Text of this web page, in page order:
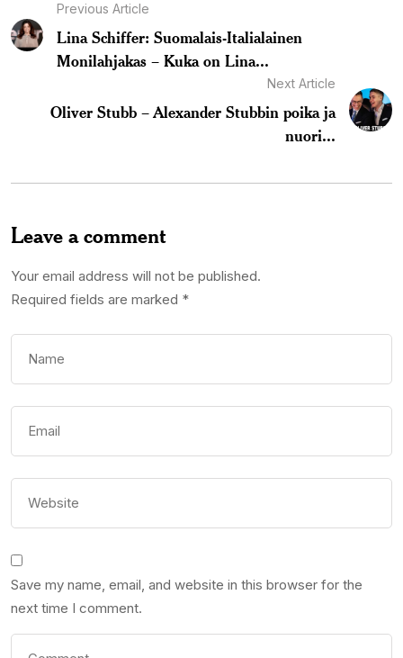
Previous Article
Lina Schiffer: Suomalais-Italialainen
Monilahjakas – Kuka on Lina...
Next Article
Oliver Stubb – Alexander Stubbin poika ja
nuori...
Leave a comment
Your email address will not be published.
Required fields are marked *
Save my name, email, and website in this browser for the
next time I comment.